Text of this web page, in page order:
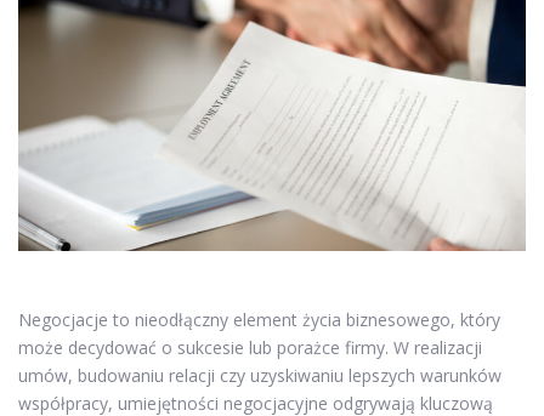
Negocjacje to nieodłączny element życia biznesowego, który
może decydować o sukcesie lub porażce firmy. W realizacji
umów, budowaniu relacji czy uzyskiwaniu lepszych warunków
współpracy, umiejętności negocjacyjne odgrywają kluczową